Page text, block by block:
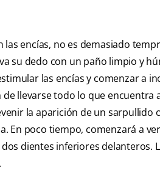
las encías, no es demasiado
su dedo con un paño limpio y
las encías y comenzar a
llevarse todo lo que encuentra
la aparición de un sarpullido
En poco tiempo, comenzará a
dientes inferiores delanteros.